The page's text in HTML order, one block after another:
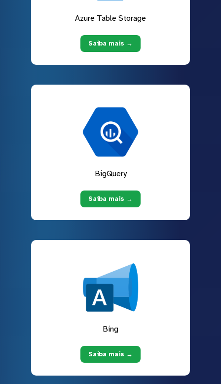
Azure Table Storage
Saiba mais →
BigQuery
Saiba mais →
Bing
Saiba mais →